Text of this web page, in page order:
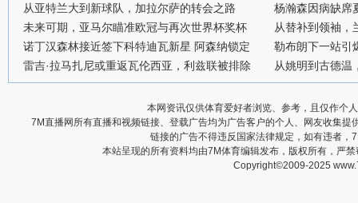
从亚特兰大到新球队，加拉尔萨的转会之路
未来可期，亚马尔瞄准欧冠与再次世界杯奖杯
诺丁汉森林接近签下科特迪瓦新星 阿森纳锁定
雷吉·拉马扎尼或重返瓦伦西亚，利兹联被排除
杨瀚森因病缺席
从替补到领袖，
勒布朗下一站引
从姚明到古德温
本网资讯仅供体育爱好者浏览、参考，且仅作个
7M直播网所有直播和视频链接、登载广告均为广告客户的个人、网友收集
链接的广告不得违反国家法律规定，如有违者
本站呈现的所有资料均由7M体育编辑发布，版权所有，严
Copyright©2009-2025